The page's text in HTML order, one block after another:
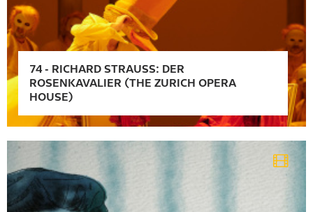
74- RICHARD STRAUSS: DER
ROSENKAVALIER (THE ZURICH OPERA
HOUSE)